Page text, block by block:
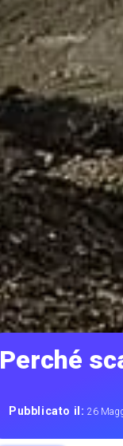
Perché
Pubblicato il:26